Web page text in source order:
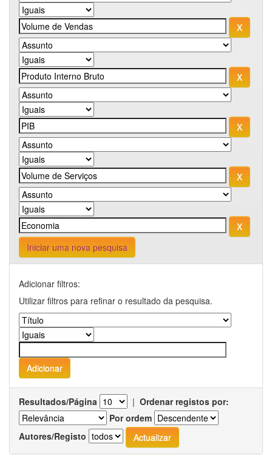
Iniciar uma nova pesquisa
Adicionar filtros:
Utilizar filtros para refinar o resultado da pesquisa.
Resultados/Página | Ordenar registos por:
Por ordem
Autores/Registo